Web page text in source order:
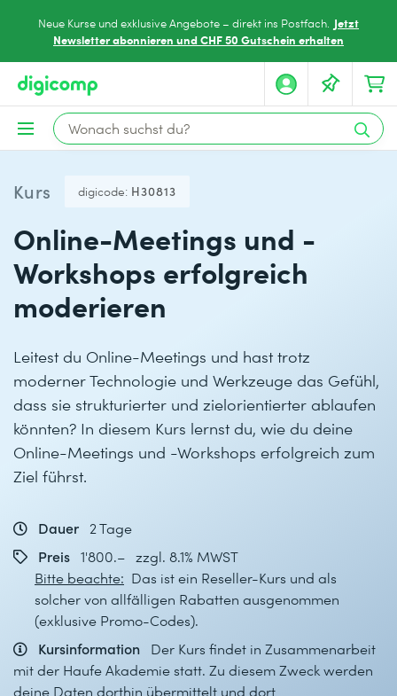
Neue Kurse und exklusive Angebote – direkt ins Postfach. Jetzt
Newsletter abonnieren und CHF 50 Gutschein erhalten
Kurs digicode: H30813
Online-Meetings und -
Workshops erfolgreich
moderieren
Leitest du Online-Meetings und hast trotz
moderner Technologie und Werkzeuge das Gefühl,
dass sie strukturierter und zielorientierter ablaufen
könnten? In diesem Kurs lernst du, wie du deine
Online-Meetings und -Workshops erfolgreich zum
Ziel führst.
Dauer
2 Tage
Preis 1'800.– zzgl. 8.1% MWST
Bitte beachte: Das ist ein Reseller-Kurs und als
solcher von allfälligen Rabatten ausgenommen
(exklusive Promo-Codes).
Kursinformation
Der Kurs findet in Zusammenarbeit
mit der Haufe Akademie statt. Zu diesem Zweck werden
deine Daten dorthin übermittelt und dort